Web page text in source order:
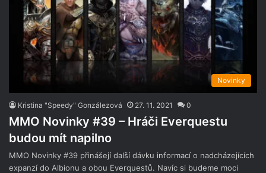
Novinky
Kristina "Speedy" Gonzálezová 27. 11. 2021 0
MMO Novinky #39 – Hráči Everquestu
budou mít napilno
MMO Novinky #39 přinášejí další dávku informací o nadcházejících
expanzí do Albionu a obou Everquestů. Navíc si budeme moci